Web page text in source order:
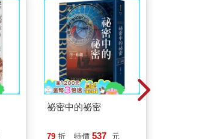
祕密中的祕密
79 折 特價 537 元